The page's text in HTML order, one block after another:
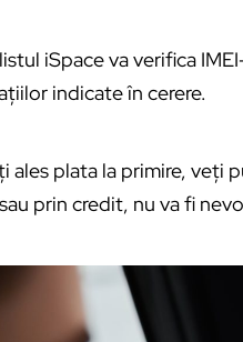
iSpace va verifica
indicate în cerere.
ales plata la primire, veți
prin credit, nu va fi